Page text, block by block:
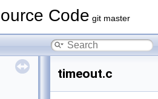
Code git master
timeout.c